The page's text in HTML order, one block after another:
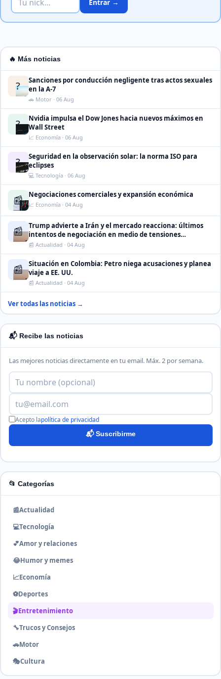
Entrar →
🔥 Más noticias
?
Sanciones por conducción negligente tras actos sexuales
en la A-7
🚗 Motor · 06 Aug
?
Nvidia impulsa el Dow Jones hacia nuevos máximos en
Wall Street
📈 Economía · 06 Aug
?
Seguridad en la observación solar: la norma ISO para
eclipses
💻 Tecnología · 06 Aug
📰 Negociaciones comerciales y expansión económica
📈 Economía · 04 Aug
📰
Trump advierte a Irán y el mercado reacciona: últimos
intentos de negociación en medio de tensiones
internacionales
📰 Actualidad · 04 Aug
📰
Situación en Colombia: Petro niega acusaciones y planea
viaje a EE. UU.
📰 Actualidad · 04 Aug
Ver todas las noticias →
📬 Recibe las noticias
Las mejores noticias directamente en tu email. Máx. 2 por semana.
Acepto lapolítica de privacidad
📬 Suscribirme
📂 Categorías
📰Actualidad
💻Tecnología
💕Amor y relaciones
😂Humor y memes
📈Economía
⚽Deportes
🎬Entretenimiento
🔧Trucos y Consejos
🚗Motor
🎭Cultura